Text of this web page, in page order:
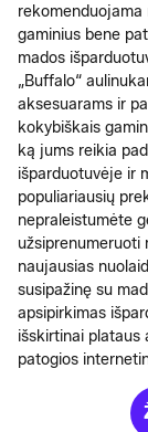
gaminius bene
mados
„Buffalo“
aksesuarams ir
kokybiškais
ką jums reikia
išparduotuvėje ir
populiariausių
nepraleistumėte
užsiprenumeruoti
naujausias
susipažinę su
apsipirkimas
išskirtinai plataus
patogios